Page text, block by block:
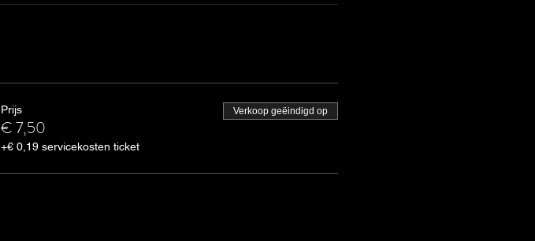
Prijs
€ 7,50
+€ 0,19 servicekosten ticket
Verkoop geëindigd op